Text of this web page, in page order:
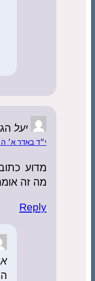
יעל
י״ד באדר א׳
מדוע
מה זה
Reply